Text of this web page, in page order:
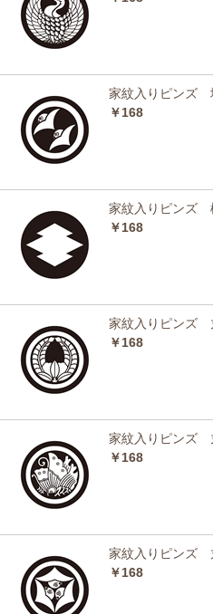
家紋入りピンズ
￥168
家紋入りピンズ
￥168
家紋入りピンズ
￥168
家紋入りピンズ
￥168
家紋入りピンズ
￥168